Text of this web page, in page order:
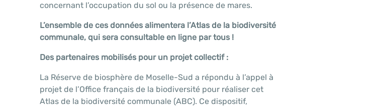
concernant l’occupation du sol ou la présence de mares.
L’ensemble de ces données alimentera l’Atlas de la biodiversité
communale, qui sera consultable en ligne par tous !
Des partenaires mobilisés pour un projet collectif :
La Réserve de biosphère de Moselle-Sud a répondu à l’appel à
projet de l’Office français de la biodiversité pour réaliser cet
Atlas de la biodiversité communale (ABC). Ce dispositif,